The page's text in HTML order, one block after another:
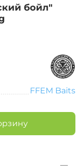
бойл"
FFEM Baits